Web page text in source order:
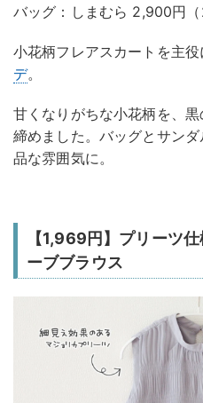
バッグ：しまむら 2,900円（
小花柄フレアスカートを主
デ。
甘くなりがちな小花柄を、
締めました。バッグとサン
品な雰囲気に。
【1,969円】プリーツ
ーブブラウス